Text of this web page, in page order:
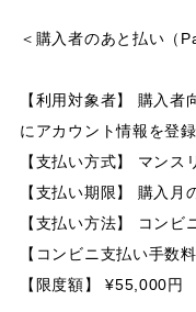
＜購入者のあと払い（
【利用対象者】 購入者
にアカウント情報を登
【支払い方式】 マンス
【支払い期限】 購入月
【支払い方法】 コンビ
【コンビニ支払い手数
【限度額】 ¥55,000円